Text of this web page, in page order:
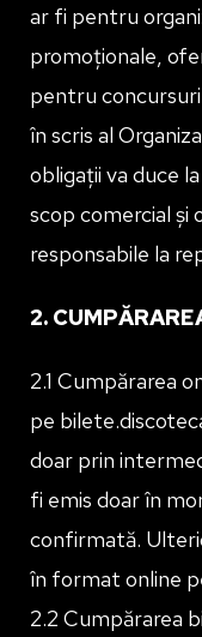
ar fi pentru
promoționale,
pentru
în scris al
obligații va duce
scop comercial și
responsabile la
2.
2.1 Cumpărarea
pe
doar prin
fi emis doar în
confirmată.
în format online
2.2 Cumpărarea